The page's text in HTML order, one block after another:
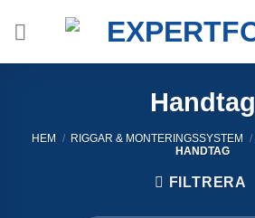
Handtag
HEM / RIGGAR & MONTERINGSSYSTEM /
HANDTAG
FILTRERA